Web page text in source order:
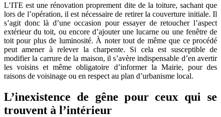
L’ITE est une rénovation proprement dite de la toiture, sachant que
lors de l’opération, il est nécessaire de retirer la couverture initiale. Il
s’agit donc là d’une occasion pour essayer de retoucher l’aspect
extérieur du toit, ou encore d’ajouter une lucarne ou une fenêtre de
toit pour plus de luminosité. À noter tout de même que ce procédé
peut amener à relever la charpente. Si cela est susceptible de
modifier la carrure de la maison, il s’avère indispensable d’en avertir
les voisins et même obligatoire d’informer la Mairie, pour des
raisons de voisinage ou en respect au plan d’urbanisme local.
L’inexistence de gêne pour ceux qui se
trouvent à l’intérieur